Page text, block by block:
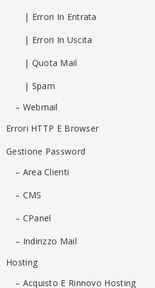
| Errori In Entrata
| Errori In Uscita
| Quota Mail
| Spam
– Webmail
Errori HTTP E Browser
Gestione Password
– Area Clienti
– CMS
– CPanel
– Indirizzo Mail
Hosting
– Acquisto E Rinnovo Hosting